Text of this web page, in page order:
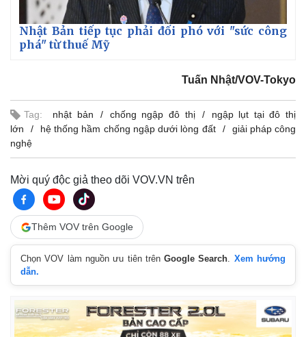
Nhật Bản tiếp tục phải đối phó với "sức công
phá" từ thuế Mỹ
Tuấn Nhật/VOV-Tokyo
Tag: nhật bản chống ngập đô thị
ngập lụt tại đô thị
lớn
hệ thống hầm chống ngập dưới lòng đất
giải pháp công
nghệ
Mời quý độc giả theo dõi VOV.VN trên
Thêm VOV trên Google
Chọn VOV làm nguồn ưu tiên trênGoogle Search. Xem hướng
dẫn.